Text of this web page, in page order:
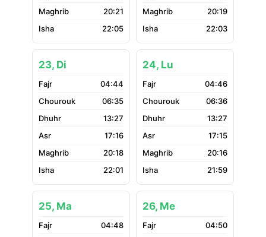
20:21
22:05
20:19
22:03
23, Di
04:44
06:35
13:27
17:16
20:18
22:01
24, Lu
04:46
06:36
13:27
17:15
20:16
21:59
25, Ma
04:48
26, Me
04:50